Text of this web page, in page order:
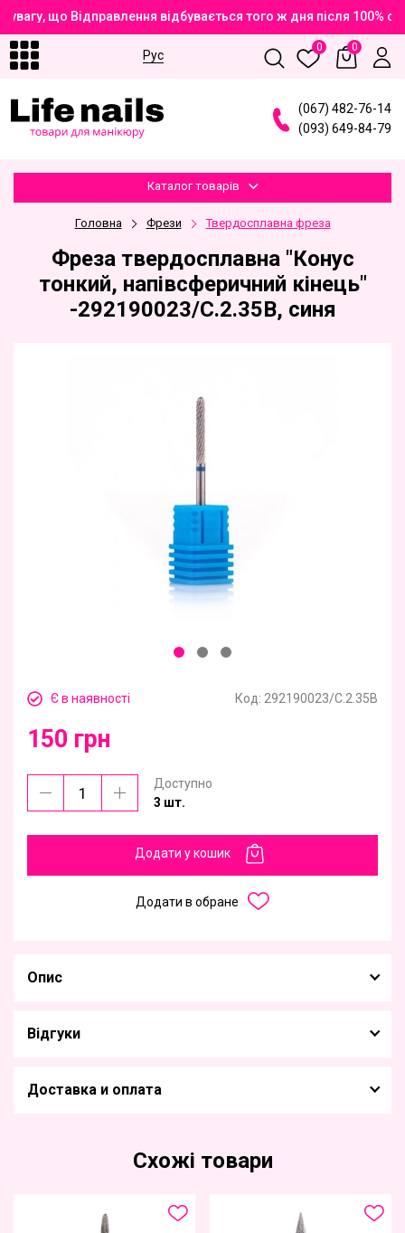
що Відправлення відбувається того ж дня після
Рус
0 0
(067) 482-76-14
(093) 649-84-79
Каталог товарів
Головна Фрези Твердосплавна фреза
Фреза твердосплавна "Конус
тонкий, напівсферичний кінець"
-292190023/C.2.35B, синя
Є в наявності Код: 292190023/C.2.35B
150 грн
Доступно
3 шт.
Додати у кошик
Додати в обране
Опис
Відгуки
Доставка и оплата
Схожі товари